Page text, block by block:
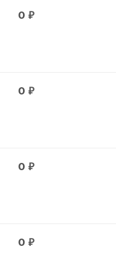
0 ₽
0 ₽
0 ₽
0 ₽